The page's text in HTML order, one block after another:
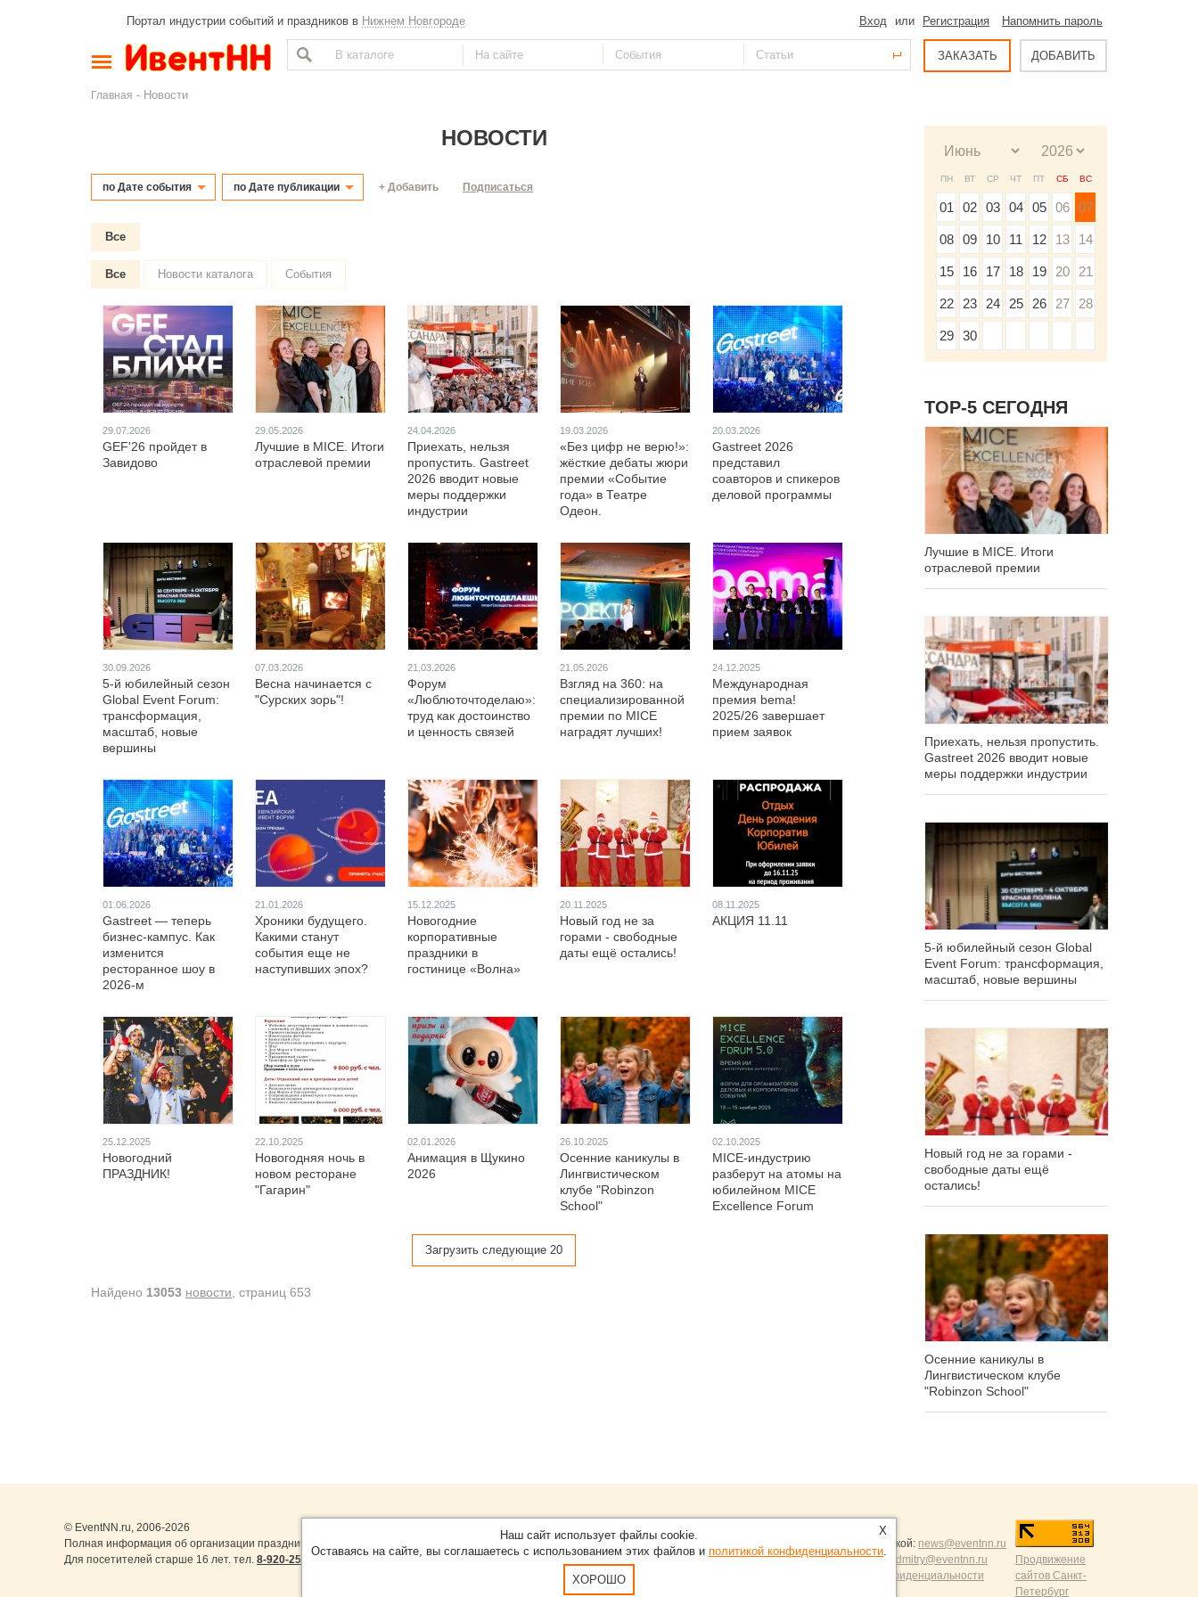
Портал индустрии событий и праздников в Нижнем Новгороде Вход или Регистрация Напомнить пароль
ЗАКАЗАТЬ ДОБАВИТЬ
Главная - Новости
НОВОСТИ
по Дате события по Дате публикации + Добавить Подписаться
Все
Все Новости каталога События
29.07.2026
GEF'26 пройдет в
Завидово
29.05.2026
Лучшие в MICE. Итоги
отраслевой премии
24.04.2026
Приехать, нельзя
пропустить. Gastreet
2026 вводит новые
меры поддержки
индустрии
19.03.2026
«Без цифр не верю!»:
жёсткие дебаты жюри
премии «Событие
года» в Театре
Одеон.
20.03.2026
Gastreet 2026
представил
соавторов и спикеров
деловой программы
30.09.2026
5-й юбилейный сезон
Global Event Forum:
трансформация,
масштаб, новые
вершины
07.03.2026
Весна начинается с
"Сурских зорь"!
21.03.2026
Форум
«Люблюточтоделаю»:
труд как достоинство
и ценность связей
21.05.2026
Взгляд на 360: на
специализированной
премии по MICE
наградят лучших!
24.12.2025
Международная
премия bema!
2025/26 завершает
прием заявок
01.06.2026
Gastreet — теперь
бизнес-кампус. Как
изменится
ресторанное шоу в
2026-м
21.01.2026
Хроники будущего.
Какими станут
события еще не
наступивших эпох?
15.12.2025
Новогодние
корпоративные
праздники в
гостинице «Волна»
20.11.2025
Новый год не за
горами - свободные
даты ещё остались!
08.11.2025
АКЦИЯ 11.11
25.12.2025
Новогодний
ПРАЗДНИК!
22.10.2025
Новогодняя ночь в
новом ресторане
"Гагарин"
02.01.2026
Анимация в Щукино
2026
26.10.2025
Осенние каникулы в
Лингвистическом
клубе "Robinzon
School"
02.10.2025
MICE-индустрию
разберут на атомы на
юбилейном MICE
Excellence Forum
Загрузить следующие 20
Найдено 13053 новости , cтраниц 653
ПН ВТ СР ЧТ ПТ СБ ВС
01 02 03 04 05 06 07
08 09 10 11 12 13 14
15 16 17 18 19 20 21
22 23 24 25 26 27 28
29 30
ТОР-5 СЕГОДНЯ
Лучшие в MICE. Итоги
отраслевой премии
Приехать, нельзя пропустить.
Gastreet 2026 вводит новые
меры поддержки индустрии
5-й юбилейный сезон Global
Event Forum: трансформация,
масштаб, новые вершины
Новый год не за горами -
свободные даты ещё
остались!
Осенние каникулы в
Лингвистическом клубе
"Robinzon School"
© EventNN.ru, 2006-2026
Полная информация об организации праздничных мероприятий в Нижнем Новгороде.
Для посетителей старше 16 лет. тел. 8-920-253-22-14 8-999-077-15-51
О проекте
Карта сайта
Обращайтесь на портал
С новостями, пресс-релизами и разумной критикой: news@eventnn.ru
По вопросам добавления информации на сайт: dmitry@eventnn.ru
Пользовательское Соглашение и политика конфиденциальности
Продвижение
сайтов Санкт-
Петербург
X
Наш сайт использует файлы cookie.
Оставаясь на сайте, вы соглашаетесь с использованием этих файлов и политикой конфиденциальности.
ХОРОШО